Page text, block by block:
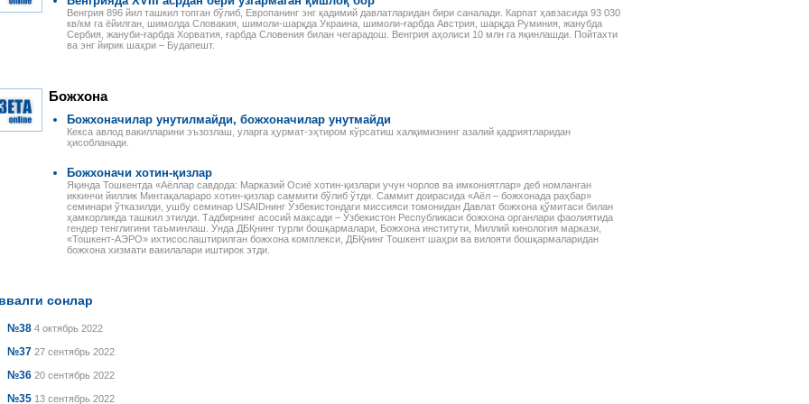
Венгрия 896 йил ташкил топган бўлиб, Европанинг энг қадимий давлатларидан бири саналади. Карпат ҳавзасида 93 030
кв/км га ёйилган, шимолда Словакия, шимоли-шарқда Украина, шимоли-ғарбда Австрия, шарқда Руминия, жанубда
Сербия, жануби-ғарбда Хорватия, ғарбда Словения билан чегарадош. Венгрия аҳолиси 10 млн га яқинлашди. Пойтахти
ва энг йирик шаҳри – Будапешт.
Божхона
Божхоначилар унутилмайди, божхоначилар унутмайди
Кекса авлод вакилларини эъзозлаш, уларга ҳурмат-эҳтиром кўрсатиш халқимизнинг азалий қадриятларидан
ҳисобланади.
Божхоначи хотин-қизлар
Яқинда Тошкентда «Аёллар савдода: Марказий Осиё хотин-қизлари учун чорлов ва имкониятлар» деб номланган
иккинчи йиллик Минтақалараро хотин-қизлар саммити бўлиб ўтди. Саммит доирасида «Аёл – божхонада раҳбар»
семинари ўтказилди, ушбу семинар USAIDнинг Ўзбекистондаги миссияси томонидан Давлат божхона қўмитаси билан
ҳамкорликда ташкил этилди. Тадбирнинг асосий мақсади – Ўзбекистон Республикаси божхона органлари фаолиятида
гендер тенглигини таъминлаш. Унда ДБҚнинг турли бошқармалари, Божхона институти, Миллий кинология маркази,
«Тошкент-АЭРО» ихтисослаштирилган божхона комплекси, ДБҚнинг Тошкент шаҳри ва вилояти бошқармаларидан
божхона хизмати вакилалари иштирок этди.
сонлар
№38 4 октябрь 2022
№37 27 сентябрь 2022
№36 20 сентябрь 2022
№35 13 сентябрь 2022